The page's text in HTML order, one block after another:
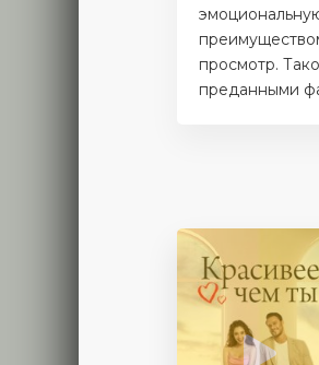
просмотр.
преданными